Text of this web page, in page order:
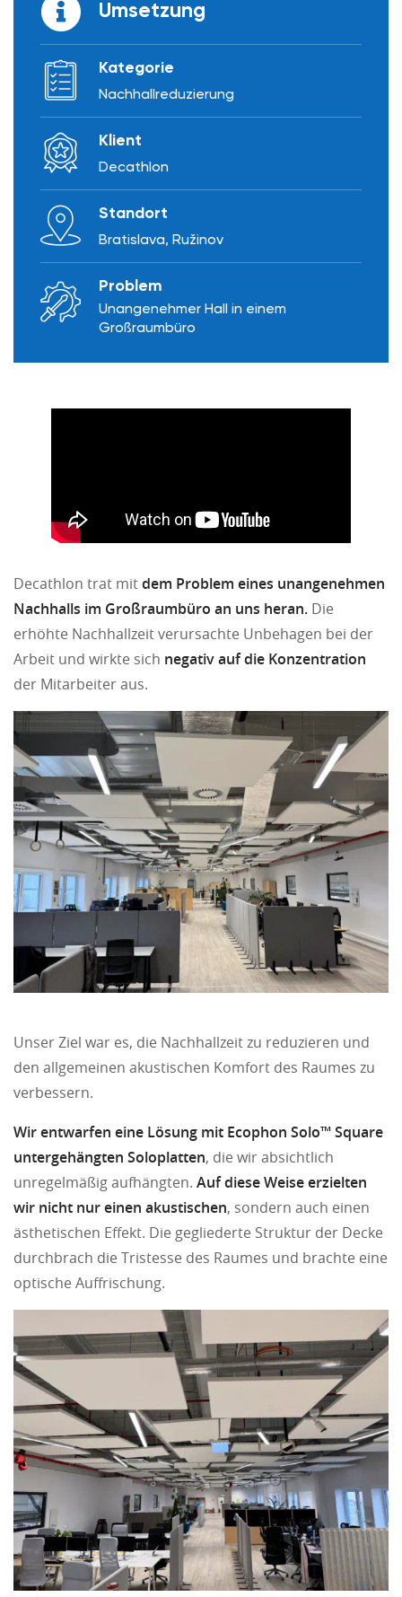
Umsetzung
Kategorie
Nachhallreduzierung
Klient
Decathlon
Standort
Bratislava, Ružinov
Problem
Unangenehmer Hall in einem
Großraumbüro
Decathlon trat mitdem Problem eines unangenehmen
Nachhalls im Großraumbüro an uns heran. Die
erhöhte Nachhallzeit verursachte Unbehagen bei der
Arbeit und wirkte sich negativ auf die Konzentration
der Mitarbeiter aus.
Unser Ziel war es, die Nachhallzeit zu reduzieren und
den allgemeinen akustischen Komfort des Raumes zu
verbessern.
Wir entwarfen eine Lösung mit Ecophon Solo™ Square
untergehängten Soloplatten, die wir absichtlich
unregelmäßig aufhängten. Auf diese Weise erzielten
wir nicht nur einen akustischen, sondern auch einen
ästhetischen Effekt. Die gegliederte Struktur der Decke
durchbrach die Tristesse des Raumes und brachte eine
optische Auffrischung.